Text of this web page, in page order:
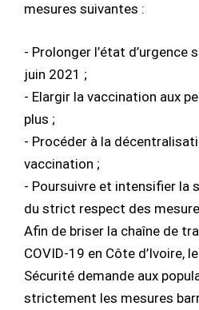
mesures suivantes :
- Prolonger l’état d’urgence
juin 2021 ;
- Elargir la vaccination aux
plus ;
- Procéder à la
vaccination ;
- Poursuivre et intensifier la
du strict respect des
Afin de briser la chaîne de
COVID-19 en Côte d’Ivoire,
Sécurité demande aux
strictement les mesures